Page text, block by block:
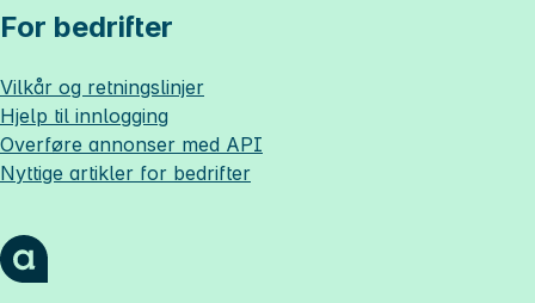
For bedrifter
Vilkår og retningslinjer
Hjelp til innlogging
Overføre annonser med API
Nyttige artikler for bedrifter